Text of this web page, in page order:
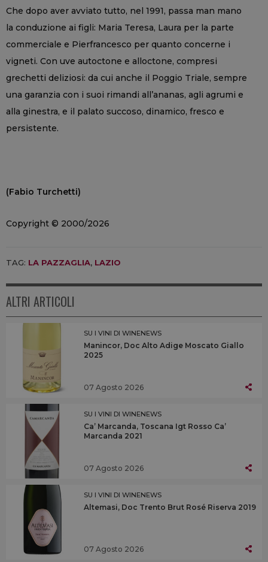
Che dopo aver avviato tutto, nel 1991, passa man mano
la conduzione ai figli: Maria Teresa, Laura per la parte
commerciale e Pierfrancesco per quanto concerne i
vigneti. Con uve autoctone e alloctone, compresi
grechetti deliziosi: da cui anche il Poggio Triale, sempre
una garanzia con i suoi rimandi all’ananas, agli agrumi e
alla ginestra, e il palato succoso, dinamico, fresco e
persistente.
(Fabio Turchetti)
Copyright © 2000/2026
TAG: LA PAZZAGLIA, LAZIO
ALTRI ARTICOLI
SU I VINI DI WINENEWS
Manincor, Doc Alto Adige Moscato Giallo
2025
07 Agosto 2026
SU I VINI DI WINENEWS
Ca’ Marcanda, Toscana Igt Rosso Ca’
Marcanda 2021
07 Agosto 2026
SU I VINI DI WINENEWS
Altemasi, Doc Trento Brut Rosé Riserva 2019
07 Agosto 2026